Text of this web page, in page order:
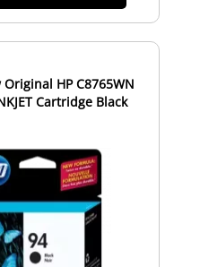
HP C8765WN
Cartridge Black